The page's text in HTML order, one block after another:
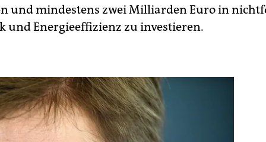
und mindestens zwei Milliarden Euro in
und Energieeffizienz zu investieren.